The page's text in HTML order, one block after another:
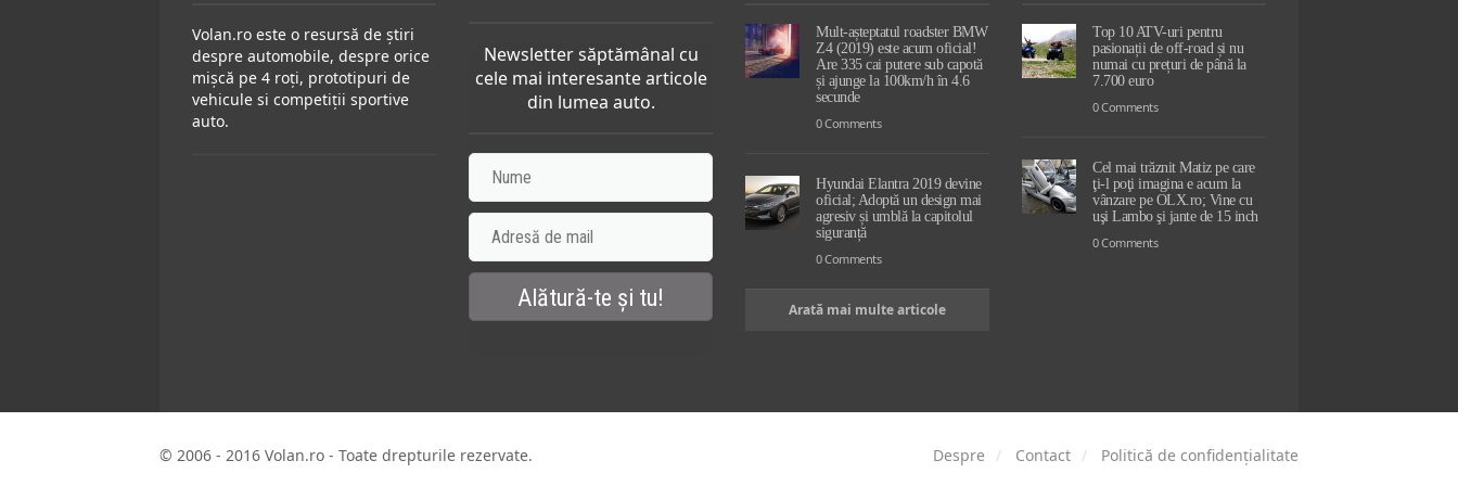
Volan.ro este o resursă de știri
despre automobile, despre orice
mișcă pe 4 roți, prototipuri de
vehicule si competiții sportive
auto.
Newsletter săptămânal cu
cele mai interesante articole
din lumea auto.
Mult-așteptatul roadster BMW
Z4 (2019) este acum oficial!
Are 335 cai putere sub capotă
și ajunge la 100km/h în 4.6
secunde
0 Comments
Hyundai Elantra 2019 devine
oficial; Adoptă un design mai
agresiv și umblă la capitolul
siguranță
0 Comments
Arată mai multe articole
Top 10 ATV-uri pentru
pasionații de off-road și nu
numai cu prețuri de până la
7.700 euro
0 Comments
Cel mai trăznit Matiz pe care
ţi-l poţi imagina e acum la
vânzare pe OLX.ro; Vine cu
uşi Lambo şi jante de 15 inch
0 Comments
Despre Contact Politică de confidențialitate
© 2006 - 2016 Volan.ro - Toate drepturile rezervate.